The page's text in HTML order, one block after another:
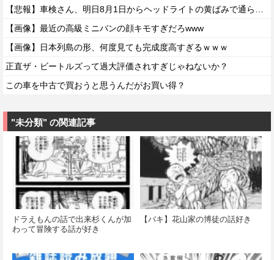
【画像】最近の高級ミニバンの顔キモすぎだろwww
【画像】日本列島の形、何度見ても完成度高すぎるｗｗｗ
正直ザ・ビートルズって過大評価されすぎじゃねないか？
この車を中古で買おうと思うんだがお買い得？
"未分類" の関連記事
ドラえもんの話で出来杉くんが加
わって冒険する話が好き
【バキ】花山家の博徒の話好き